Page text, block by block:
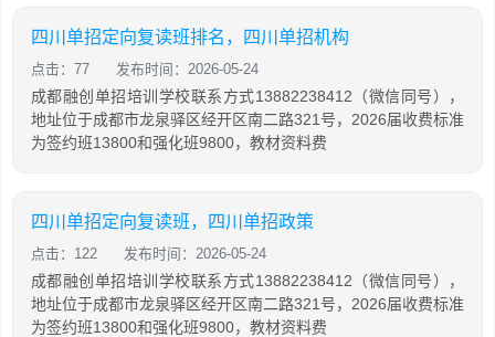
四川单招定向复读班排名，四川单招机构
点击：77 发布时间：2026-05-24
成都融创单招培训学校联系方式13882238412（微信同号），
地址位于成都市龙泉驿区经开区南二路321号，2026届收费标准
为签约班13800和强化班9800，教材资料费
四川单招定向复读班，四川单招政策
点击：122 发布时间：2026-05-24
成都融创单招培训学校联系方式13882238412（微信同号），
地址位于成都市龙泉驿区经开区南二路321号，2026届收费标准
为签约班13800和强化班9800，教材资料费